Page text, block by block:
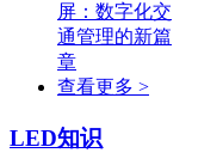
屏：数字化交
通管理的新篇
章
查看更多 >
LED知识